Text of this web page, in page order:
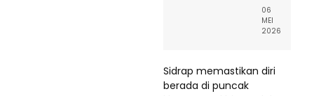
06
MEI
2026
Sidrap memastikan diri
berada di puncak